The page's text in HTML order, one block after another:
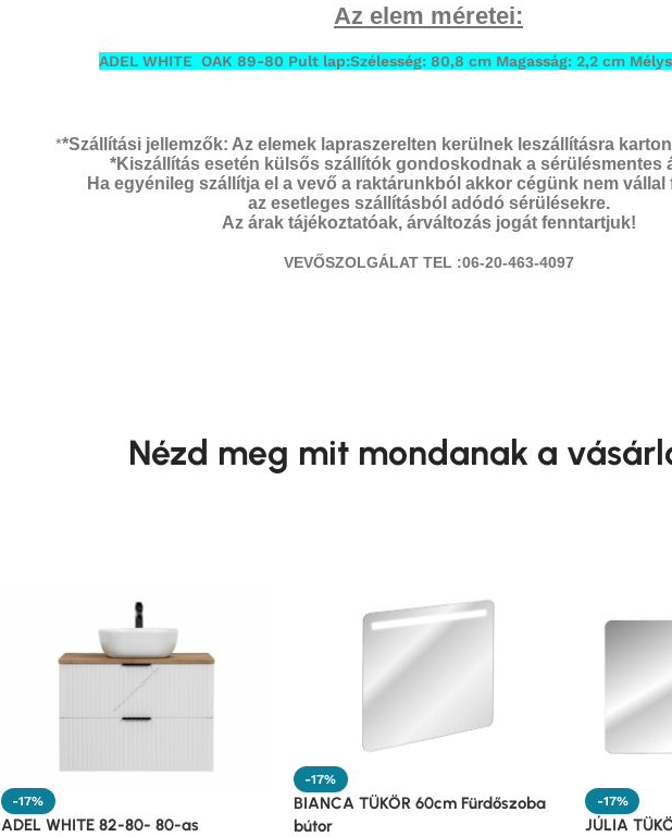
Az elem méretei:
ADEL WHITE OAK 89-80 Pult lap:Szélesség: 80,8 cm Magasság: 2,2 cm
**Szállítási jellemzők: Az elemek lapraszerelten kerülnek leszállításra
*Kiszállítás esetén külsős szállítók gondoskodnak a sérülésmentes
Ha egyénileg szállítja el a vevő a raktárunkból akkor cégünk nem vállal
az esetleges szállításból adódó sérülésekre.
Az árak tájékoztatóak, árváltozás jogát fenntartjuk!
VEVŐSZOLGÁLAT TEL :06-20-463-4097
Nézd meg mit mondanak a
-17%
ADEL WHITE 82-80- 80-as
-17%
BIANCA TÜKÖR 60cm Fürdőszoba
bútor
-17%
JÚLIA